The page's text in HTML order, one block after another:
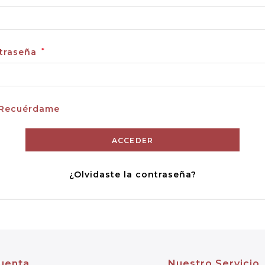
*
ACCEDER
¿Olvidaste la contraseña?